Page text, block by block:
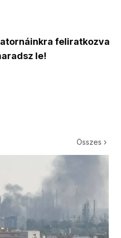
feliratkozva
le!
Összes